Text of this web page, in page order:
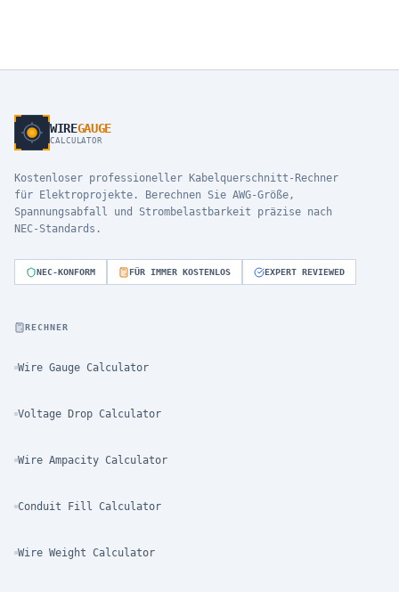
WIREGAUGE
CALCULATOR
Kostenloser professioneller Kabelquerschnitt-Rechner
für Elektroprojekte. Berechnen Sie AWG-Größe,
Spannungsabfall und Strombelastbarkeit präzise nach
NEC-Standards.
NEC-KONFORM FÜR IMMER KOSTENLOS EXPERT REVIEWED
RECHNER
Wire Gauge Calculator
Voltage Drop Calculator
Wire Ampacity Calculator
Conduit Fill Calculator
Wire Weight Calculator